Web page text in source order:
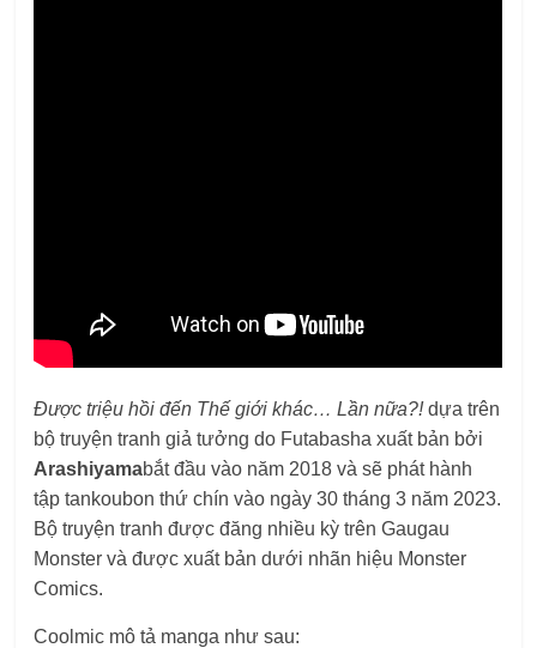
Được triệu hồi đến Thế giới khác… Lần nữa?!dựa trên
bộ truyện tranh giả tưởng do Futabasha xuất bản bởi
Arashiyamabắt đầu vào năm 2018 và sẽ phát hành
tập tankoubon thứ chín vào ngày 30 tháng 3 năm 2023.
Bộ truyện tranh được đăng nhiều kỳ trên Gaugau
Monster và được xuất bản dưới nhãn hiệu Monster
Comics.
Coolmic mô tả manga như sau: